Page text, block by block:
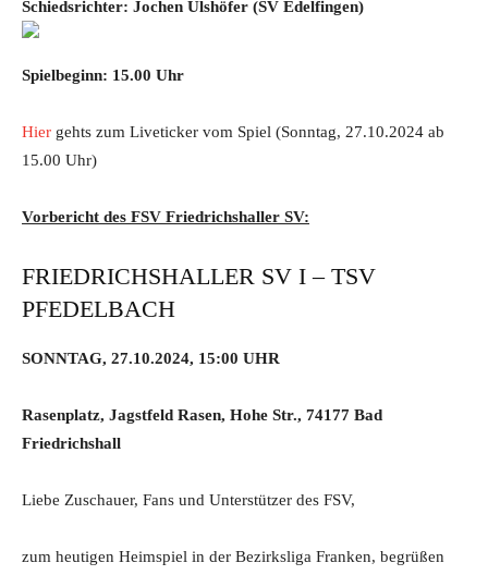
Schiedsrichter: Jochen Ulshöfer (SV Edelfingen)
Spielbeginn: 15.00 Uhr
Hier gehts zum Liveticker vom Spiel (Sonntag, 27.10.2024 ab
15.00 Uhr)
Vorbericht des FSV Friedrichshaller SV:
FRIEDRICHSHALLER SV I – TSV
PFEDELBACH
SONNTAG, 27.10.2024, 15:00 UHR
Rasenplatz, Jagstfeld Rasen, Hohe Str., 74177 Bad
Friedrichshall
Liebe Zuschauer, Fans und Unterstützer des FSV,
zum heutigen Heimspiel in der Bezirksliga Franken, begrüßen